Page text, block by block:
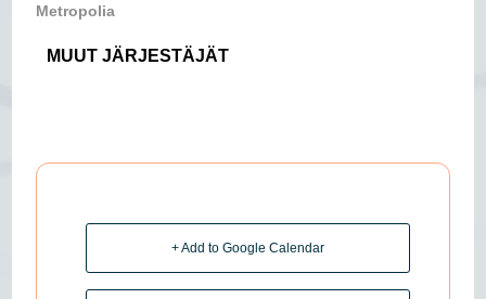
Metropolia
MUUT JÄRJESTÄJÄT
+ Add to Google Calendar